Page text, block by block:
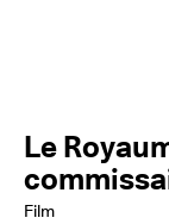
Le
Film